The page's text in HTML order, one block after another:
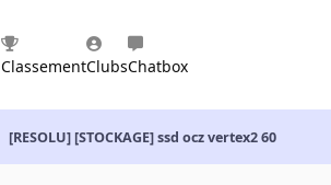
ClassementClubsChatbox
[RESOLU] [STOCKAGE] ssd ocz vertex2 60